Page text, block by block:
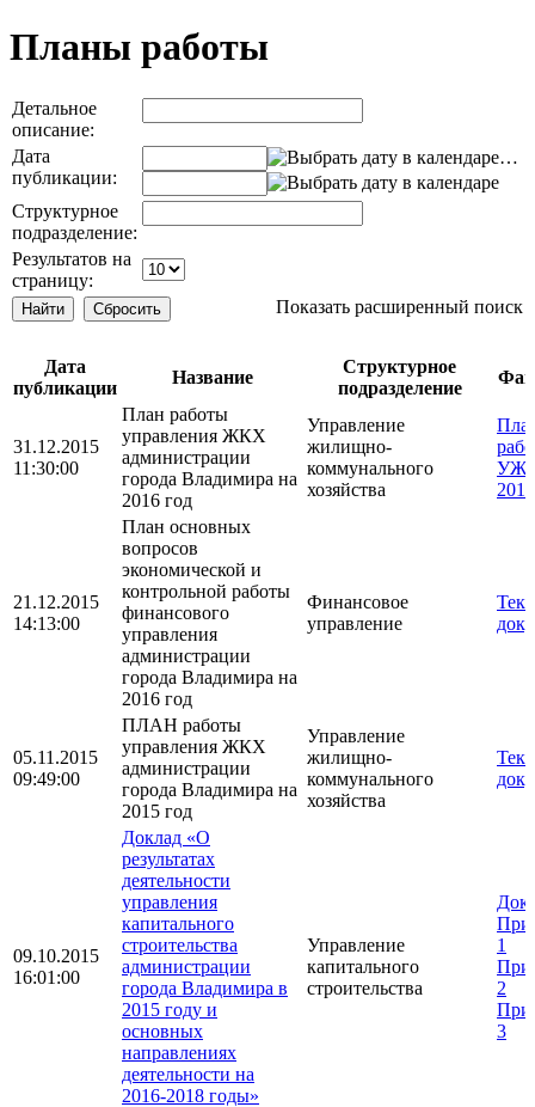
Планы работы
Детальное
описание:
Дата
публикации:
…
Структурное
подразделение:
Результатов на
страницу:
Показать расширенный поиск
Дата
публикации
Название
Структурное
подразделение
31.12.2015
11:30:00
План работы
управления ЖКХ
администрации
города Владимира на
2016 год
Управление
жилищно-
коммунального
хозяйства
21.12.2015
14:13:00
План основных
вопросов
экономической и
контрольной работы
финансового
управления
администрации
города Владимира на
2016 год
Финансовое
управление
05.11.2015
09:49:00
ПЛАН работы
управления ЖКХ
администрации
города Владимира на
2015 год
Управление
жилищно-
коммунального
хозяйства
09.10.2015
16:01:00
Доклад «О
результатах
деятельности
управления
капитального
строительства
администрации
города Владимира в
2015 году и
основных
направлениях
деятельности на
2016-2018 годы»
Управление
капитального
строительства
1
2
3